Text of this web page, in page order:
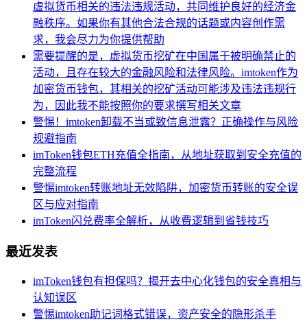
虚拟货币相关的违法违规活动，共同维护良好的经济金
融秩序。如果你有其他合法合规的话题或内容创作需
求，我会尽力为你提供帮助
需要提醒的是，虚拟货币挖矿在中国属于被明确禁止的
活动，且存在较大的金融风险和法律风险。imtoken作为
加密货币钱包，其相关的挖矿活动可能涉及违法违规行
为，因此我不能按照你的要求撰写相关文章
警惕！imtoken卸载不当或致信息泄露？正确操作与风险
规避指南
imToken钱包ETH充值全指南，从地址获取到安全充值的
完整流程
警惕imtoken转账地址无效陷阱，加密货币转账的安全误
区与应对指南
imToken闪兑费率全解析，从收费逻辑到省钱技巧
最近发表
imToken钱包有担保吗？揭开去中心化钱包的安全真相与
认知误区
警惕imtoken助记词格式错误，资产安全的隐形杀手